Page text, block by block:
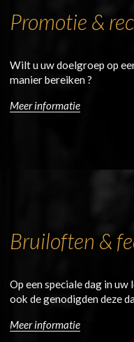
Promotie &
Wilt u uw doelgroep op
manier bereiken ?
Meer informatie
Bruiloften &
Op een speciale dag in
ook de genodigden deze
Meer informatie